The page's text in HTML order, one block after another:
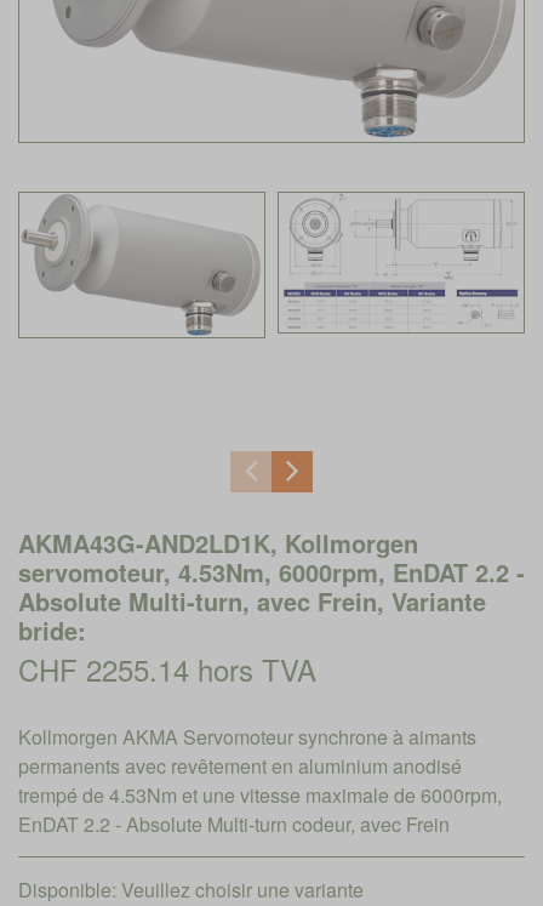
AKMA43G-AND2LD1K, Kollmorgen
servomoteur, 4.53Nm, 6000rpm, EnDAT 2.2 -
Absolute Multi-turn, avec Frein, Variante
bride:
CHF 2255.14 hors TVA
Kollmorgen AKMA Servomoteur synchrone à aimants
permanents avec revêtement en aluminium anodisé
trempé de 4.53Nm et une vitesse maximale de 6000rpm,
EnDAT 2.2 - Absolute Multi-turn codeur, avec Frein
Disponible: Veuillez choisir une variante